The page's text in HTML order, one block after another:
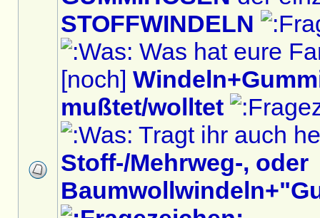
STOFFWINDELN
Was hat eure
[noch]
mußtet/wolltet
Tragt ihr auch
Stoff-/Mehrweg-, oder